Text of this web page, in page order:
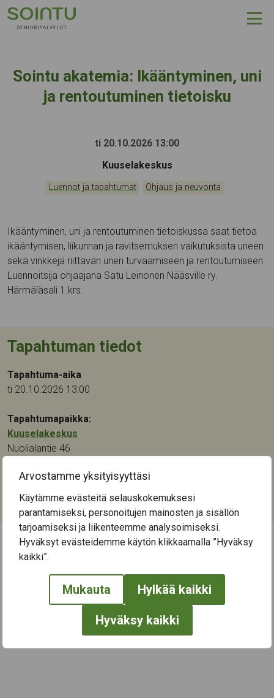
Arvostamme yksityisyyttäsi
Käytämme evästeitä selauskokemuksesi
parantamiseksi, personoitujen mainosten ja sisällön
tarjoamiseksi ja liikenteemme analysoimiseksi.
Hyväksyt evästeidemme käytön klikkaamalla ”Hyväksy
kaikki”.
Mukauta Hylkää kaikki
Hyväksy kaikki
Hyppää sisältöön
Sointu akatemia: Ikääntyminen, uni
ja rentoutuminen tietoisku
ti 20.10.2026 13:00
Tapahtumapaikka:
Kuuselakeskus
Kategoriat:
Luennot ja tapahtumat Ohjaus ja neuvonta
Ikääntyminen, uni ja rentoutuminen tietoiskussa saat tietoa
ikääntymisen, liikunnan ja ravitsemuksen vaikutuksista uneen
sekä vinkkejä riittävän unen turvaamiseen ja rentoutumiseen.
Luennoitsija ohjaajana Satu Leinonen Nääsville ry.
Härmäläsali 1.krs.
Tapahtuman tiedot
Tapahtuma-aika
ti 20.10.2026 13:00
Tapahtumapaikka:
Kuuselakeskus
Nuolialantie 46
Kategoriat:
Luennot ja tapahtumat
Ohjaus ja neuvonta